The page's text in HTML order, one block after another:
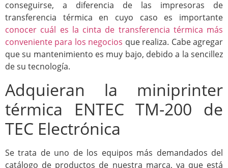
conseguirse, a diferencia de las impresoras de
transferencia térmica en cuyo caso es importante
conocer cuál es la cinta de transferencia térmica más
conveniente para los negocios que realiza. Cabe agregar
que su mantenimiento es muy bajo, debido a la sencillez
de su tecnología.
Adquieran la miniprinter
térmica ENTEC TM-200 de
TEC Electrónica
Se trata de uno de los equipos más demandados del
catálogo de productos de nuestra marca, ya que está